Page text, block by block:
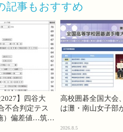
記事もおすすめ
2027】四谷大
不合判定テス
）偏差値…筑駒
PR＞
高校囲碁全国大会
は灘・南山女子部
2026.8.5